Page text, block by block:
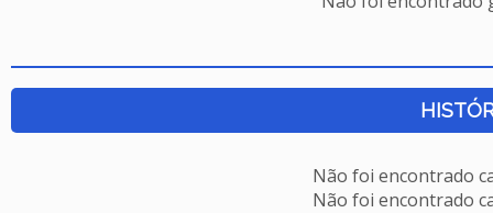
Não foi encontrado
Não foi encontrado